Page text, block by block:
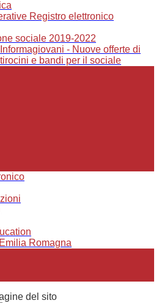
Registro elettronico
sociale 2019-2022
- Nuove offerte di
e bandi per il sociale
Romagna
del sito